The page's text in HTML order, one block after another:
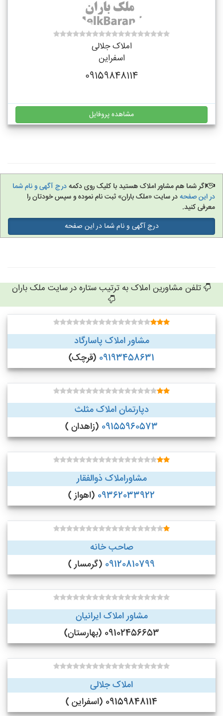
املاک جلالی
اسفراین
09159848114
مشاهده پروفایل
اگر شما هم مشاور املاک هستید با کلیک روی دکمهدرج آگهی و نام شما
در این صفحهدر سایت «ملک باران» ثبت نام نموده و سپس خودتان را
معرفی کنید.
درج آگهی و نام شما در این صفحه
تلفن مشاورین املاک به ترتیب ستاره در سایت ملک باران
مشاور املاک پاسارگاد
09193458631 (قرچک)
دپارتمان املاک مثلث
09155960573 (زاهدان )
مشاوراملاک ذوالفقار
09362033922 (اهواز )
صاحب خانه
09120810799 (گرمسار )
مشاور املاک ایرانیان
09102456653 (بهارستان)
املاک جلالی
09159848114 (اسفراین )